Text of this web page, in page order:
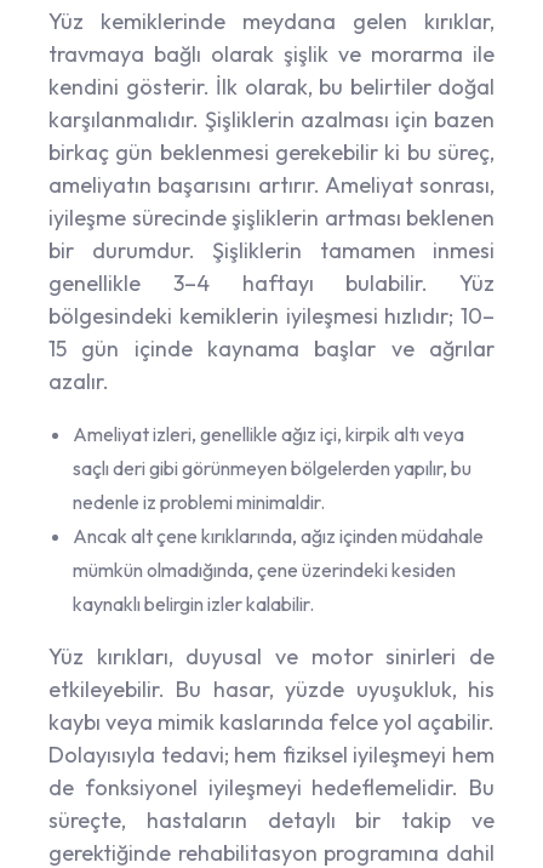
Yüz kemiklerinde meydana gelen kırıklar,
travmaya bağlı olarak şişlik ve morarma ile
kendini gösterir. İlk olarak, bu belirtiler doğal
karşılanmalıdır. Şişliklerin azalması için bazen
birkaç gün beklenmesi gerekebilir ki bu süreç,
ameliyatın başarısını artırır. Ameliyat sonrası,
iyileşme sürecinde şişliklerin artması beklenen
bir durumdur. Şişliklerin tamamen inmesi
genellikle 3–4 haftayı bulabilir. Yüz
bölgesindeki kemiklerin iyileşmesi hızlıdır; 10–
15 gün içinde kaynama başlar ve ağrılar
azalır.
Ameliyat izleri, genellikle ağız içi, kirpik altı veya
saçlı deri gibi görünmeyen bölgelerden yapılır, bu
nedenle iz problemi minimaldir.
Ancak alt çene kırıklarında, ağız içinden müdahale
mümkün olmadığında, çene üzerindeki kesiden
kaynaklı belirgin izler kalabilir.
Yüz kırıkları, duyusal ve motor sinirleri de
etkileyebilir. Bu hasar, yüzde uyuşukluk, his
kaybı veya mimik kaslarında felce yol açabilir.
Dolayısıyla tedavi; hem fiziksel iyileşmeyi hem
de fonksiyonel iyileşmeyi hedeflemelidir. Bu
süreçte, hastaların detaylı bir takip ve
gerektiğinde rehabilitasyon programına dahil